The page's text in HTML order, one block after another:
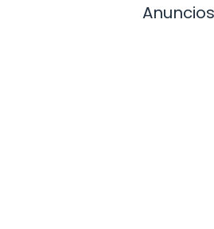
Anuncios